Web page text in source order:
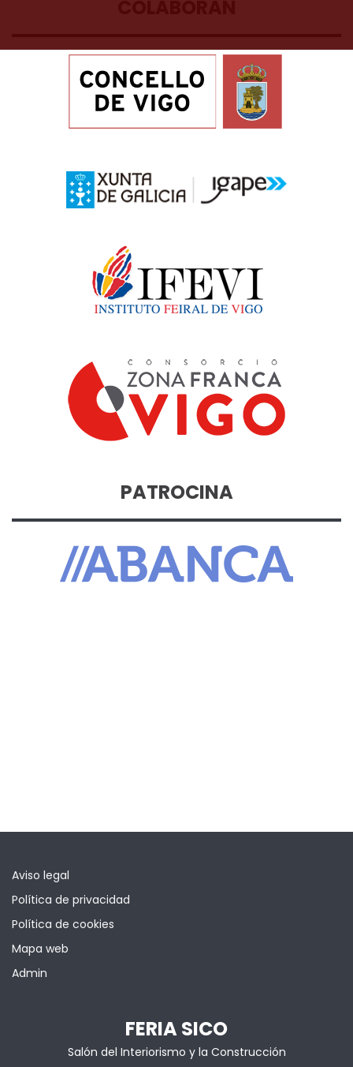
PATROCINA
Aviso legal
Política de privacidad
Política de cookies
Mapa web
Admin
FERIA SICO
Salón del Interiorismo y la Construcción